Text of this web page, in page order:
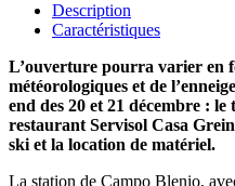
Description
Caractéristiques
L’ouverture pourra varier en
météorologiques et de
end des 20 et 21 décembre :
restaurant Servisol Casa
ski et la location de matériel.
La station de Campo Blenio,